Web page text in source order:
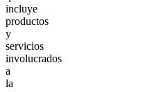
incluye
productos
y
servicios
involucrados
a
la